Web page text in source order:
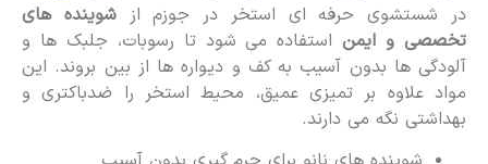
در شستشوی حرفه ای استخر در جوزم از شوینده های
تخصصی و ایمناستفاده می شود تا رسوبات، جلبک ها و
آلودگی ها بدون آسیب به کف و دیواره ها از بین بروند. این
مواد علاوه بر تمیزی عمیق، محیط استخر را ضدباکتری و
بهداشتی نگه می دارند.